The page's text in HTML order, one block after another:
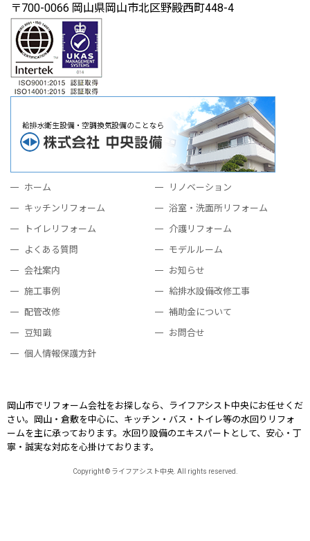
〒700-0066 岡山県岡山市北区野殿西町448-4
ホーム
リノベーション
キッチンリフォーム
浴室・洗面所リフォーム
トイレリフォーム
介護リフォーム
よくある質問
モデルルーム
会社案内
お知らせ
施工事例
給排水設備改修工事
配管改修
補助金について
豆知識
お問合せ
個人情報保護方針
岡山市でリフォーム会社をお探しなら、ライフアシスト中央にお任せくだ
さい。岡山・倉敷を中心に、キッチン・バス・トイレ等の水回りリフォ
ームを主に承っております。 水回り設備のエキスパートとして、安心・丁
寧・誠実な対応を心掛けております。
Copyright © ライフアシスト中央. All rights reserved.